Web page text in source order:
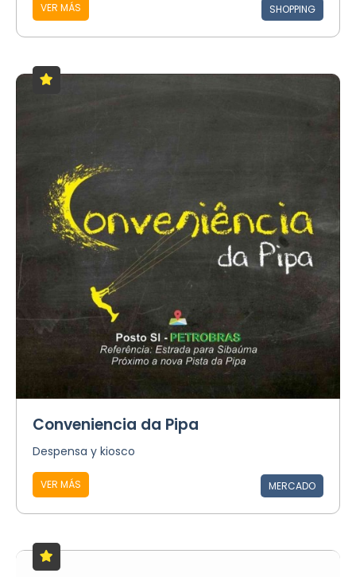
VER MÁS SHOPPING
Conveniencia da Pipa
Despensa y kiosco
VER MÁS MERCADO